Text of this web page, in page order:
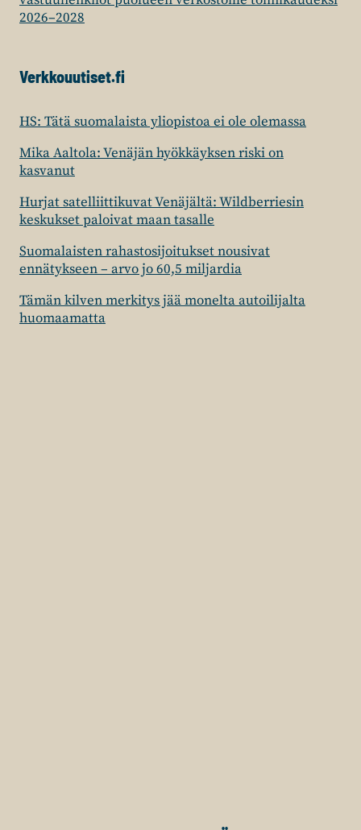
2026–2028
Verkkouutiset.fi
HS: Tätä suomalaista yliopistoa ei ole olemassa
Mika Aaltola: Venäjän hyökkäyksen riski on
kasvanut
Hurjat satelliittikuvat Venäjältä: Wildberriesin
keskukset paloivat maan tasalle
Suomalaisten rahastosijoitukset nousivat
ennätykseen – arvo jo 60,5 miljardia
Tämän kilven merkitys jää monelta autoilijalta
huomaamatta